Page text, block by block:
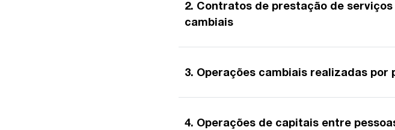
2. Contratos de prestação de
cambiais
3. Operações cambiais realizadas por
4. Operações de capitais entre